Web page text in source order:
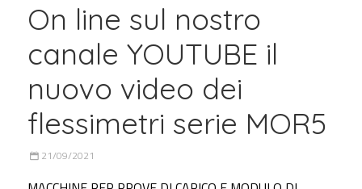
On line sul nostro
canale YOUTUBE il
nuovo video dei
flessimetri serie MOR5
21/09/2021